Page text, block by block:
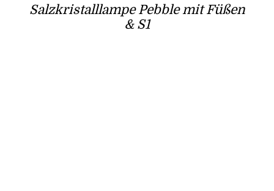
Salzkristalllampe Pebble mit Füßen
& S1